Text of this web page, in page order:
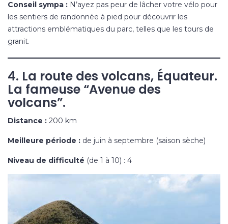
Conseil sympa : N’ayez pas peur de lâcher votre vélo pour
les sentiers de randonnée à pied pour découvrir les
attractions emblématiques du parc, telles que les tours de
granit.
4. La route des volcans, Équateur.
La fameuse “Avenue des
volcans”.
Distance : 200 km
Meilleure période : de juin à septembre (saison sèche)
Niveau de difficulté (de 1 à 10) : 4